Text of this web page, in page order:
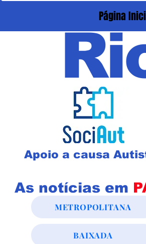
Página
Apoio a causa
As notícias em
METROPOLITANA
BAIXADA